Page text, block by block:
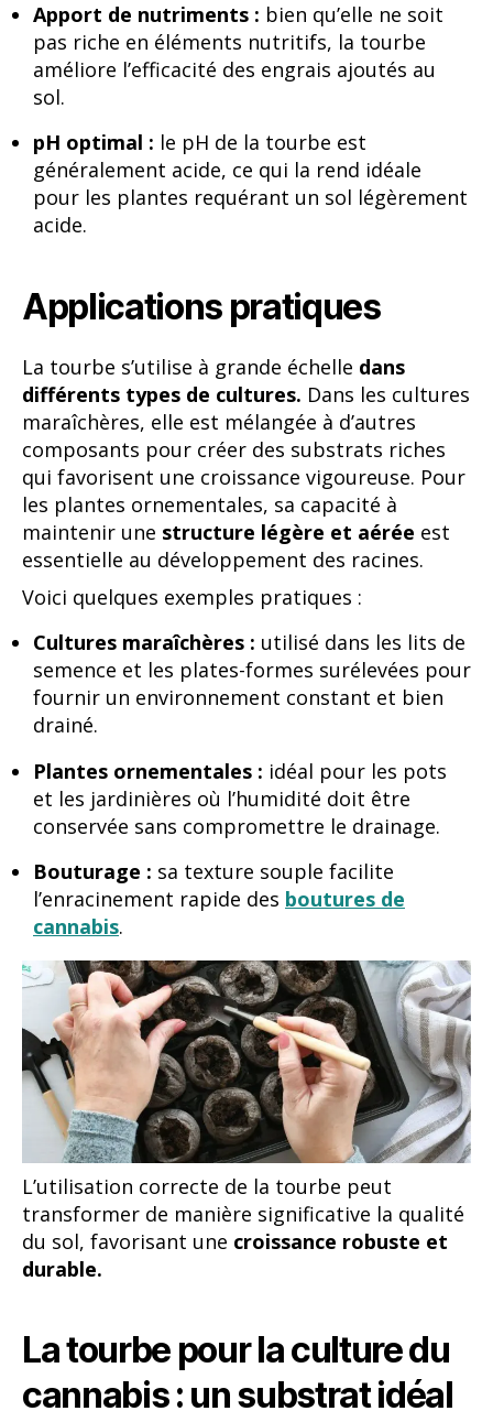
Apport de nutriments : bien qu’elle ne soit
pas riche en éléments nutritifs, la tourbe
améliore l’efficacité des engrais ajoutés au
sol.
pH optimal : le pH de la tourbe est
généralement acide, ce qui la rend idéale
pour les plantes requérant un sol légèrement
acide.
Applications pratiques
La tourbe s’utilise à grande échelle dans
différents types de cultures. Dans les cultures
maraîchères, elle est mélangée à d’autres
composants pour créer des substrats riches
qui favorisent une croissance vigoureuse. Pour
les plantes ornementales, sa capacité à
maintenir une structure légère et aérée est
essentielle au développement des racines.
Voici quelques exemples pratiques :
Cultures maraîchères : utilisé dans les lits de
semence et les plates-formes surélevées pour
fournir un environnement constant et bien
drainé.
Plantes ornementales : idéal pour les pots
et les jardinières où l’humidité doit être
conservée sans compromettre le drainage.
Bouturage : sa texture souple facilite
l’enracinement rapide des boutures de
cannabis.
L’utilisation correcte de la tourbe peut
transformer de manière significative la qualité
du sol, favorisant une croissance robuste et
durable.
La tourbe pour la culture du
cannabis : un substrat idéal